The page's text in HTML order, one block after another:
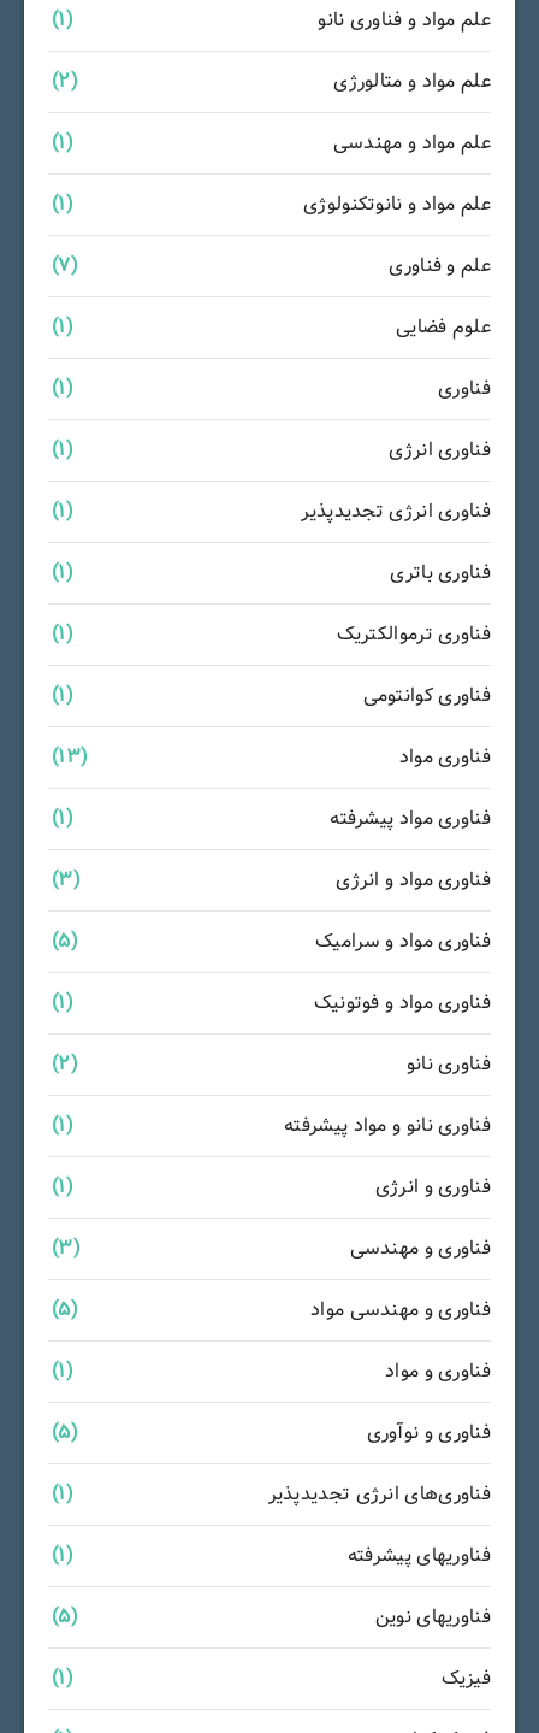
علم مواد و فناوری نانو (1)
علم مواد و متالورژی (2)
علم مواد و مهندسی (1)
علم مواد و نانوتکنولوژی (1)
علم و فناوری (7)
علوم فضایی (1)
فناوری (1)
فناوری انرژی (1)
فناوری انرژی تجدیدپذیر (1)
فناوری باتری (1)
فناوری ترموالکتریک (1)
فناوری کوانتومی (1)
فناوری مواد (13)
فناوری مواد پیشرفته (1)
فناوری مواد و انرژی (3)
فناوری مواد و سرامیک (5)
فناوری مواد و فوتونیک (1)
فناوری نانو (2)
فناوری نانو و مواد پیشرفته (1)
فناوری و انرژی (1)
فناوری و مهندسی (3)
فناوری و مهندسی مواد (5)
فناوری و مواد (1)
فناوری و نوآوری (5)
فناوری‌های انرژی تجدیدپذیر (1)
فناوریهای پیشرفته (1)
فناوریهای نوین (5)
فیزیک (1)